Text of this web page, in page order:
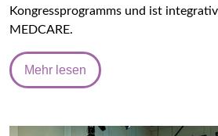
Kongressprogramms und ist
MEDCARE.
Mehr lesen